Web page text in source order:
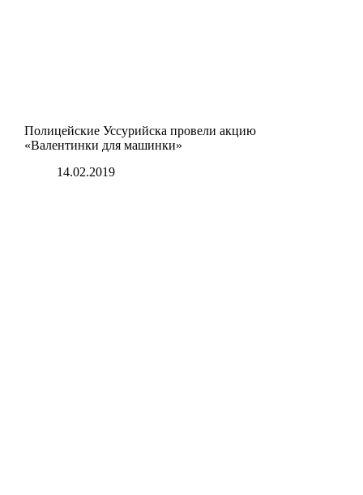
Полицейские Уссурийска провели акцию
«Валентинки для машинки»
14.02.2019